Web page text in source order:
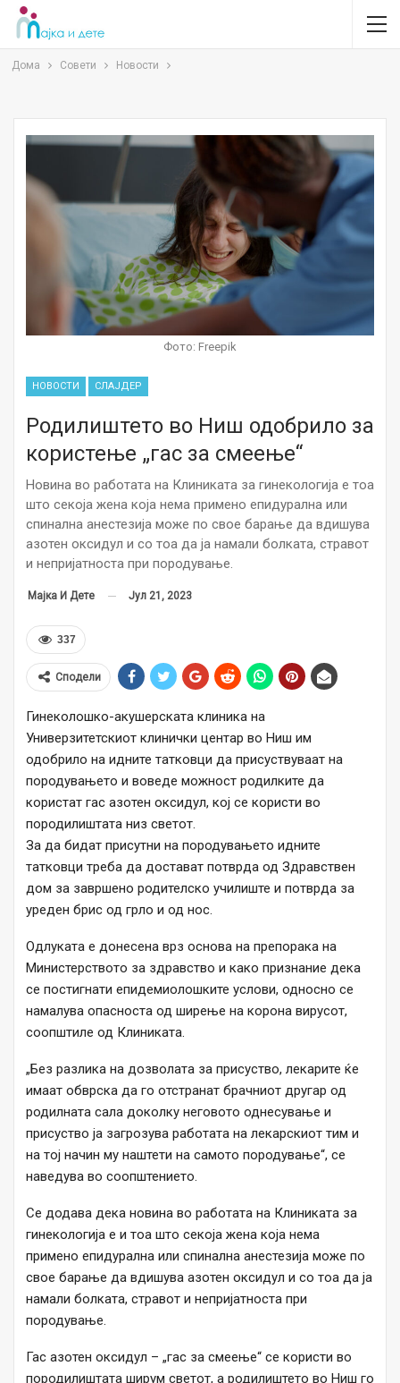
Дома Совети Новости
Фото: Freepik
НОВОСТИ СЛАЈДЕР
Родилиштето во Ниш одобрило за
користење „гас за смеење“
Новина во работата на Клиниката за гинекологија е тоа
што секоја жена која нема примено епидурална или
спинална анестезија може по свое барање да вдишува
азотен оксидул и со тоа да ја намали болката, стравот
и непријатноста при породување.
Мајка И Дете Јул 21, 2023
337
Сподели
Гинеколошко-акушерската клиника на
Универзитетскиот клинички центар во Ниш им
одобрило на идните татковци да присуствуваат на
породувањето и воведе можност родилките да
користат гас азотен оксидул, кој се користи во
породилиштата низ светот.
За да бидат присутни на породувањето идните
татковци треба да достават потврда од Здравствен
дом за завршено родителско училиште и потврда за
уреден брис од грло и од нос.
Одлуката е донесена врз основа на препорака на
Министерството за здравство и како признание дека
се постигнати епидемиолошките услови, односно се
намалува опасноста од ширење на корона вирусот,
соопштиле од Клиниката.
„Без разлика на дозволата за присуство, лекарите ќе
имаат обврска да го отстранат брачниот другар од
родилната сала доколку неговото однесување и
присуство ја загрозува работата на лекарскиот тим и
на тој начин му наштети на самото породување“, се
наведува во соопштението.
Се додава дека новина во работата на Клиниката за
гинекологија е и тоа што секоја жена која нема
примено епидурална или спинална анестезија може по
свое барање да вдишува азотен оксидул и со тоа да ја
намали болката, стравот и непријатноста при
породување.
Гас азотен оксидул – „гас за смеење“ се користи во
породилиштата ширум светот, а родилиштето во Ниш го